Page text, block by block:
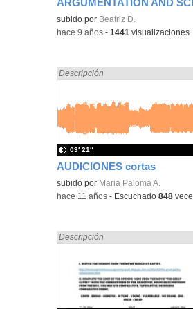
Contenido educativo.
subido por Beatriz D.
-hace 9 años -1441 visualizaciones
AUDICIONES cortas
Encontrado «Oral» en:
Descripción
subido por Maria Paloma A.
03′ 21″
-hace 11 años - Escuchado848
Encontrado «Oral» en:
Descripción